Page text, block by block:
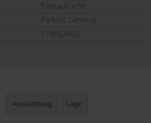
Einbauküche
Parkett, Laminat
STANDARD
Ausstattung Lage